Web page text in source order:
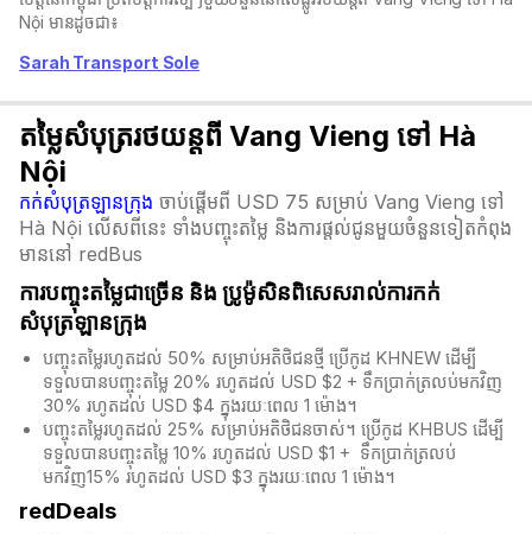
Nội មានដូចជា៖
Sarah Transport Sole
តម្លៃសំបុត្ររថយន្តពី Vang Vieng ទៅ Hà
Nội
កក់សំបុត្រឡានក្រុង ចាប់ផ្តើមពី USD 75 សម្រាប់ Vang Vieng ទៅ
Hà Nội លើសពីនេះ ទាំងបញ្ចុះតម្លៃ និងការផ្តល់ជូនមួយចំនួនទៀតកំពុង
មាននៅ redBus
ការបញ្ចុះតម្លៃជាច្រើន និង​ ប្រូម៉ូសិនពិសេសរាល់ការកក់
សំបុត្រឡានក្រុង
បញ្ចុះតម្លៃរហូតដល់ 50% សម្រាប់អតិថិជនថ្មី ប្រើកូដ KHNEW ដើម្បី
ទទួលបានបញ្ចុះតម្លៃ 20% រហូតដល់ USD $2 + ទឹកប្រាក់ត្រលប់មកវិញ
30% រហូតដល់ USD $4 ក្នុងរយៈពេល 1 ម៉ោង។
បញ្ចុះតម្លៃរហូតដល់ 25% សម្រាប់អតិថិជនចាស់។ ប្រើកូដ KHBUS ដើម្បី
ទទួលបានបញ្ចុះតម្លៃ 10% រហូតដល់ USD $1 + ទឹកប្រាក់ត្រលប់
មកវិញ15% រហូតដល់ USD $3 ក្នុងរយៈពេល 1 ម៉ោង។
redDeals